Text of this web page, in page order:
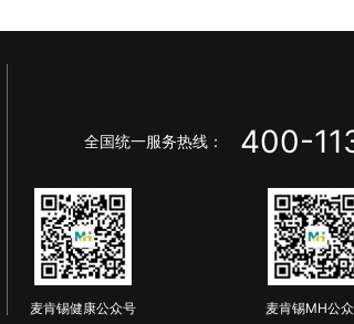
全国统一服务热线： 400-
麦肯锡健康公众号 麦肯锡MH公